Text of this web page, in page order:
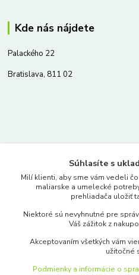
Kde nás nájdete
Palackého 22
Bratislava, 811 02
www.merkantil.sk
Pondelok-Piatok: 9.00-17.00hod.
objednavky@merkantil-
Súhlasíte s
Milí klienti, aby sme vám vedeli
maliarske a umelecké
prehliadača uložiť
Niektoré sú nevyhnutné pre
Váš zážitok z
Akceptovaním všetkých vám
užitočné
Podmienky a informácie o